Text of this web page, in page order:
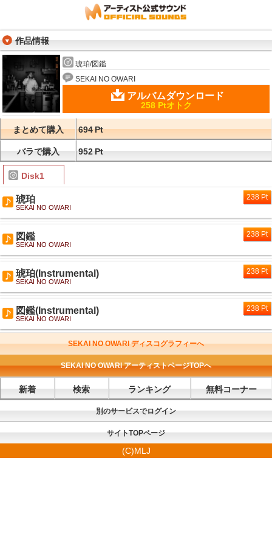
作品情報
琥珀/図鑑
SEKAI NO OWARI
アルバムダウンロード
258 Ptオトク
まとめて購入 694Pt
バラで購入 952Pt
Disk1
琥珀
SEKAI NO OWARI
238 Pt
図鑑
SEKAI NO OWARI
238 Pt
琥珀(Instrumental)
SEKAI NO OWARI
238 Pt
図鑑(Instrumental)
SEKAI NO OWARI
238 Pt
SEKAI NO OWARI ディスコグラフィーへ
SEKAI NO OWARI アーティストページTOPへ
新着 検索 ランキング 無料コーナー
別のサービスでログイン
サイトTOPページ
(C)MLJ